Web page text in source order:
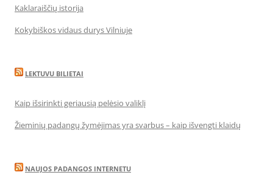
Kaklaraiščių istorija
Kokybiškos vidaus durys Vilniuje
LEKTUVU BILIETAI
Kaip išsirinkti geriausią pelėsio valiklį
Žieminių padangų žymėjimas yra svarbus – kaip išvengti klaidų
NAUJOS PADANGOS INTERNETU